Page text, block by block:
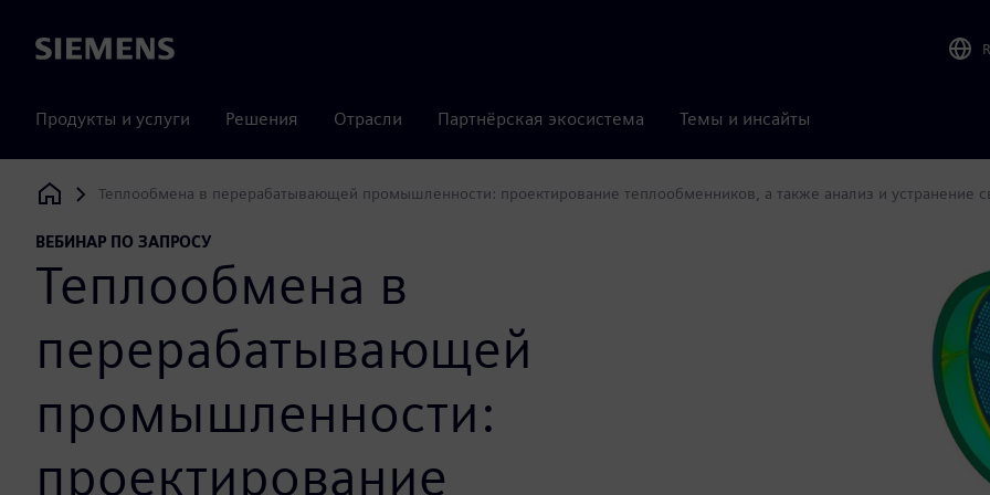
Siemens
Продукты и услуги Решения Отрасли Партнёрская экосистема Темы и инсайты
Siemens Digital Industries Software
Теплообмена в перерабатывающей промышленности: проектирование теплообменников, а также анализ и устранение
ВЕБИНАР ПО ЗАПРОСУ
Теплообмена в
перерабатывающей
промышленности:
проектирование